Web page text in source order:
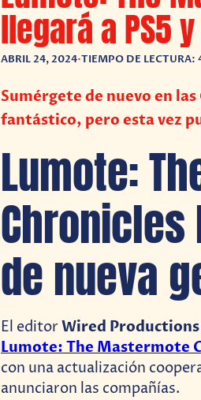
llegará a PS5
ABRIL 24, 2024•TIEMPO DE LECTURA:
Sumérgete de nuevo en
fantástico, pero esta vez
Lumote:
de nueva
El editorWired Productions
Lumote: The Mastermote
con una actualización
anunciaron las compañías.